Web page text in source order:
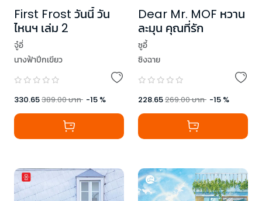
First Frost วันนี้ วัน
ไหนฯ เล่ม 2
จู๋อี่
นางฟ้าปีกเขียว
330.65389.00บาท -15 %
Dear Mr. MOF หวาน
ละมุน คุณที่รัก
ซูอี้
ซิงฉาย
228.65269.00บาท -15 %